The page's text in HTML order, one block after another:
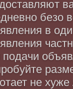
безо
в
не хуже